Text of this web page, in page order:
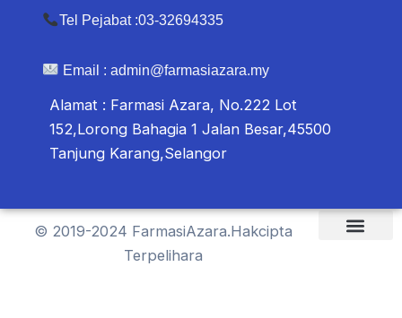
Tel Pejabat :03-32694335
Email : admin@farmasiazara.my
Alamat : Farmasi Azara, No.222 Lot
152,Lorong Bahagia 1 Jalan Besar,45500
Tanjung Karang,Selangor
© 2019-2024 FarmasiAzara.Hakcipta
Terpelihara